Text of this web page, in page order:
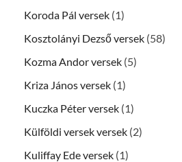
Koroda Pál versek (1)
Kosztolányi Dezső versek (58)
Kozma Andor versek (5)
Kriza János versek (1)
Kuczka Péter versek (1)
Külföldi versek versek (2)
Kuliffay Ede versek (1)